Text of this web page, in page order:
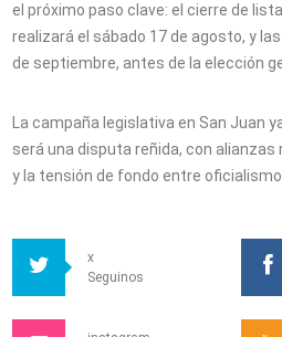
el próximo paso clave: el cierre de
realizará el sábado 17 de agosto, y
de septiembre, antes de la elección
La campaña legislativa en San Juan
será una disputa reñida, con
y la tensión de fondo entre
x
Seguinos